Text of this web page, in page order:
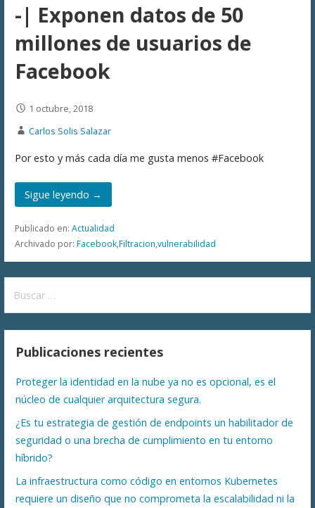
-| Exponen datos de 50
millones de usuarios de
Facebook
1 octubre, 2018
Carlos Solis Salazar
Por esto y más cada día me gusta menos #Facebook
Sigue leyendo →
Publicado en: Actualidad
Archivado por: Facebook,Filtracion,vulnerabilidad
Publicaciones recientes
Proteger la identidad en la nube ya no es opcional, es el
núcleo de cualquier arquitectura segura.
¿Es tu estrategia de gestión de endpoints un habilitador de
seguridad o una brecha de cumplimiento en tu entorno
híbrido?
La infraestructura como código en entornos Kubernetes
requiere un diseño que no comprometa la escalabilidad ni la